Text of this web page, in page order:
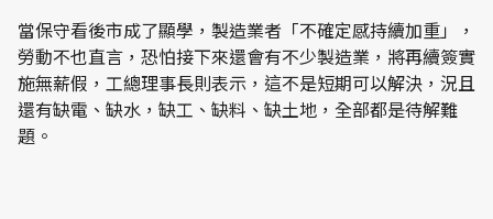
當保守看後市成了顯學，製造業者「不確定感持續加重」，
勞動不也直言，恐怕接下來還會有不少製造業，將再續簽實
施無薪假，工總理事長則表示，這不是短期可以解決，況且
還有缺電、缺水，缺工、缺料、缺土地，全部都是待解難
題。